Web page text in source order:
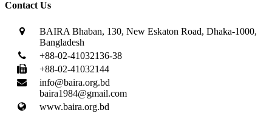
Contact Us
BAIRA Bhaban, 130, New Eskaton Road, Dhaka-1000,
Bangladesh
+88-02-41032136-38
+88-02-41032144
info@baira.org.bd
baira1984@gmail.com
www.baira.org.bd